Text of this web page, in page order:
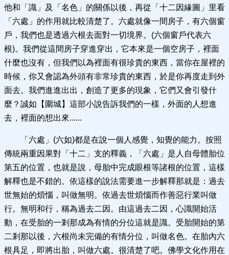
他和「識」及「名色」的關係以後，再從「十二因緣圖」里看
「六處」的作用就比較清楚了。六處就像一間房子，有六個窗
戶，我們也是透過六根去面對一切境界。(六個窗戶代表六
根)。我們從這間房子穿進穿出，它本來是一個空房子，裡面
什麼也沒有，但我們以為裡面有很珍貴的東西，當你在屋裡的
時候，你又會認為外頭有非常珍貴的東西，於是你再度走到外
面去。我們進進出出，創造了更多的現象，它們又會引發什
麼？誠如【圍城】這部小說告訴我們的一樣，外面的人想進
去，裡面的想出來......
「六處」(六如)都是在說一個人感覺，知覺的能力。按照
傳統兩重因果對「十二」支的釋義，「六處」是人自母體胎位
第五的位置，也就是說，母胎中完成眼根等諸根的位置，這樣
解釋也是不錯的。依這樣的說法需要進一步解釋那就是：過去
世無始的煩惱，叫做無明。依過去世煩惱而作善惡行業叫做
行。無明和行，稱為過去二因。由這過去二因，心識開始活
動，在受胎的一剎那成為有情的分位這就是識。受胎開始的第
二剎那以後，六根尚未完備的有情分位，叫做名色。在胎內六
根具足，即將出胎，叫做六處。很清楚了吧。佛學文化作用在